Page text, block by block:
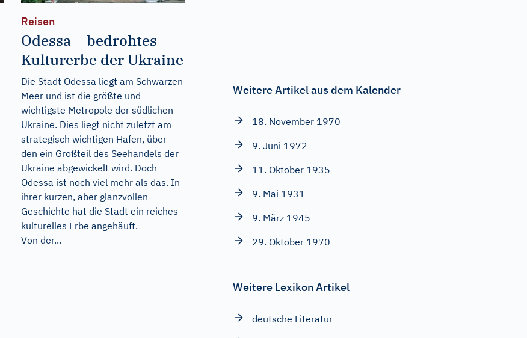
Reisen
Odessa – bedrohtes
Kulturerbe der Ukraine
Die Stadt Odessa liegt am Schwarzen
Meer und ist die größte und
wichtigste Metropole der südlichen
Ukraine. Dies liegt nicht zuletzt am
strategisch wichtigen Hafen, über
den ein Großteil des Seehandels der
Ukraine abgewickelt wird. Doch
Odessa ist noch viel mehr als das. In
ihrer kurzen, aber glanzvollen
Geschichte hat die Stadt ein reiches
kulturelles Erbe angehäuft.
Von der...
Weitere Artikel aus dem Kalender
18. November 1970
9. Juni 1972
11. Oktober 1935
9. Mai 1931
9. März 1945
29. Oktober 1970
Weitere Lexikon Artikel
deutsche Literatur